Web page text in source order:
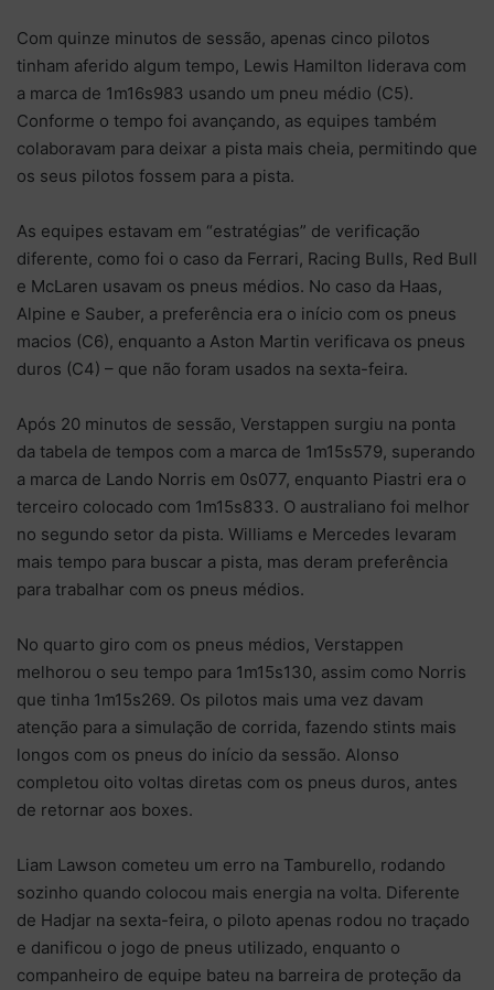
Com quinze minutos de sessão, apenas cinco pilotos
tinham aferido algum tempo, Lewis Hamilton liderava com
a marca de 1m16s983 usando um pneu médio (C5).
Conforme o tempo foi avançando, as equipes também
colaboravam para deixar a pista mais cheia, permitindo que
os seus pilotos fossem para a pista.
As equipes estavam em “estratégias” de verificação
diferente, como foi o caso da Ferrari, Racing Bulls, Red Bull
e McLaren usavam os pneus médios. No caso da Haas,
Alpine e Sauber, a preferência era o início com os pneus
macios (C6), enquanto a Aston Martin verificava os pneus
duros (C4) – que não foram usados na sexta-feira.
Após 20 minutos de sessão, Verstappen surgiu na ponta
da tabela de tempos com a marca de 1m15s579, superando
a marca de Lando Norris em 0s077, enquanto Piastri era o
terceiro colocado com 1m15s833. O australiano foi melhor
no segundo setor da pista. Williams e Mercedes levaram
mais tempo para buscar a pista, mas deram preferência
para trabalhar com os pneus médios.
No quarto giro com os pneus médios, Verstappen
melhorou o seu tempo para 1m15s130, assim como Norris
que tinha 1m15s269. Os pilotos mais uma vez davam
atenção para a simulação de corrida, fazendo stints mais
longos com os pneus do início da sessão. Alonso
completou oito voltas diretas com os pneus duros, antes
de retornar aos boxes.
Liam Lawson cometeu um erro na Tamburello, rodando
sozinho quando colocou mais energia na volta. Diferente
de Hadjar na sexta-feira, o piloto apenas rodou no traçado
e danificou o jogo de pneus utilizado, enquanto o
companheiro de equipe bateu na barreira de proteção da